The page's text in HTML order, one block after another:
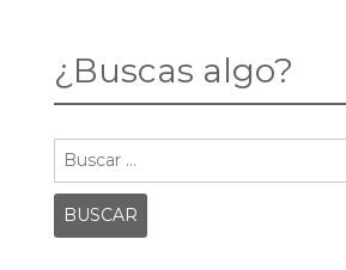
LOS
MÁS
POBRES
LAS
¿Buscas algo?